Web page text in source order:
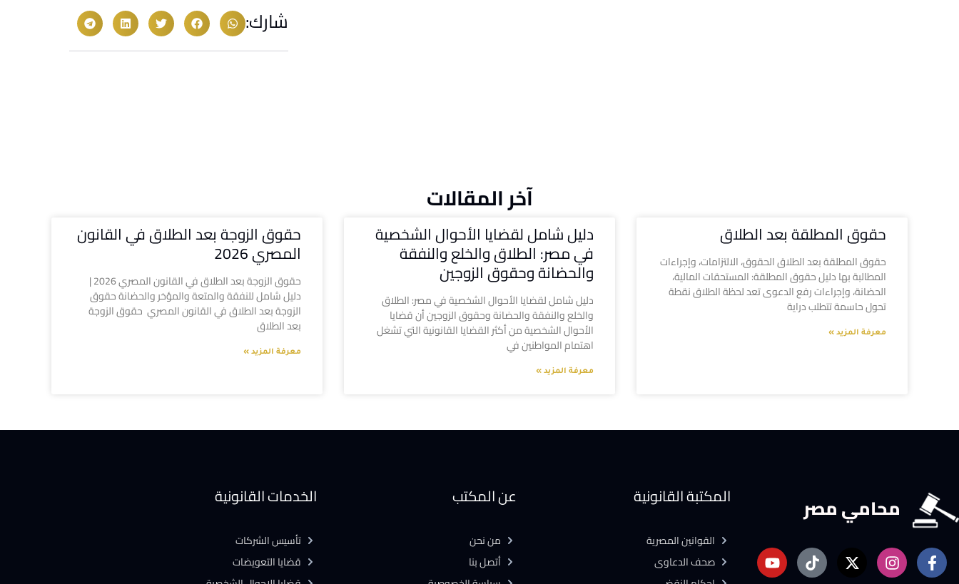
شارك:
آخر المقالات
حقوق المطلقة بعد الطلاق
حقوق المطلقة بعد الطلاق الحقوق، الالتزامات، وإجراءات
المطالبة بها دليل حقوق المطلقة: المستحقات المالية،
الحضانة، وإجراءات رفع الدعوى تعد لحظة الطلاق نقطة
تحول حاسمة تتطلب دراية
معرفة المزيد »
دليل شامل لقضايا الأحوال الشخصية
في مصر: الطلاق والخلع والنفقة
والحضانة وحقوق الزوجين
دليل شامل لقضايا الأحوال الشخصية في مصر: الطلاق
والخلع والنفقة والحضانة وحقوق الزوجين أن قضايا
الأحوال الشخصية من أكثر القضايا القانونية التي تشغل
اهتمام المواطنين في
معرفة المزيد »
حقوق الزوجة بعد الطلاق في القانون
المصري 2026
حقوق الزوجة بعد الطلاق في القانون المصري 2026 |
دليل شامل للنفقة والمتعة والمؤخر والحضانة حقوق
الزوجة بعد الطلاق في القانون المصري حقوق الزوجة
بعد الطلاق
معرفة المزيد »
محامي مصر المكتبة القانونية
القوانين المصرية
صحف الدعاوى
عن المكتب
من نحن
أتصل بنا
الخدمات القانونية
تأسيس الشركات
قضايا التعويضات